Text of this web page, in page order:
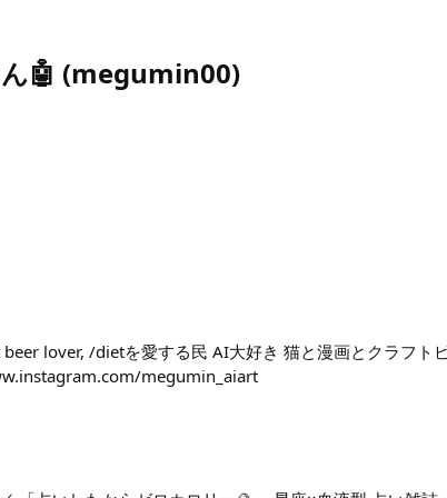
🤖 (megumin00)
lover, /dietを愛する民 AI大好き 猫と漫画とクラフト
megumin_aiart